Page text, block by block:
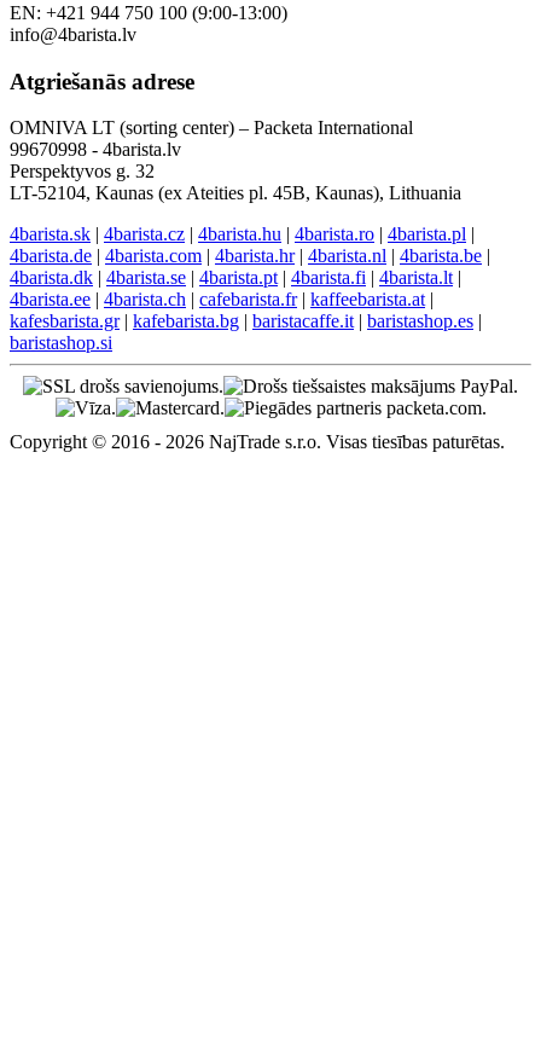
EN: +421 944 750 100 (9:00-13:00)
info@4barista.lv
Atgriešanās adrese
OMNIVA LT (sorting center) – Packeta International
99670998 - 4barista.lv
Perspektyvos g. 32
LT-52104, Kaunas (ex Ateities pl. 45B, Kaunas), Lithuania
4barista.sk | 4barista.cz | 4barista.hu | 4barista.ro | 4barista.pl |
4barista.de | 4barista.com | 4barista.hr| 4barista.nl | 4barista.be |
4barista.dk | 4barista.se | 4barista.pt | 4barista.fi | 4barista.lt |
4barista.ee | 4barista.ch | cafebarista.fr| kaffeebarista.at |
kafesbarista.gr| kafebarista.bg | baristacaffe.it | baristashop.es |
baristashop.si
Copyright © 2016 - 2026 NajTrade s.r.o. Visas tiesības paturētas.